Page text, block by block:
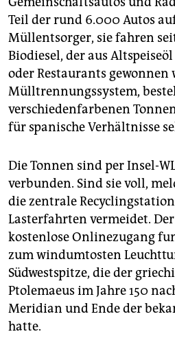
Teil der rund 6.000 Autos
Müllentsorger, sie fahren
Biodiesel, der aus
oder Restaurants gewonnen
Mülltrennungssystem,
verschiedenfarbenen
für spanische Verhältnisse
Die Tonnen sind per Insel-
verbunden. Sind sie voll,
die zentrale
Lasterfahrten vermeidet.
kostenlose Onlinezugang
zum windumtosten
Südwestspitze, die der
Ptolemaeus im Jahre 150
Meridian und Ende der
hatte.